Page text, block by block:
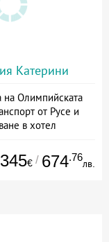
Катерини
на Олимпийската
от Русе и
в хотел
345€ / 674.76
лв.